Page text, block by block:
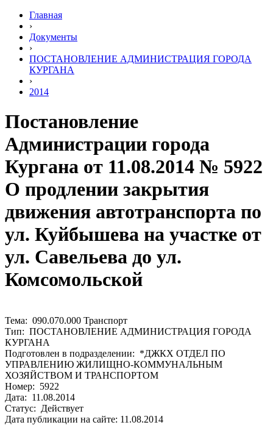
Главная
›
Документы
›
ПОСТАНОВЛЕНИЕ АДМИНИСТРАЦИЯ ГОРОДА
КУРГАНА
›
2014
Постановление
Администрации города
Кургана от 11.08.2014 № 5922
О продлении закрытия
движения автотранспорта по
ул. Куйбышева на участке от
ул. Савельева до ул.
Комсомольской
Тема: 090.070.000 Транспорт
Тип: ПОСТАНОВЛЕНИЕ АДМИНИСТРАЦИЯ ГОРОДА
КУРГАНА
Подготовлен в подразделении: *ДЖКХ ОТДЕЛ ПО
УПРАВЛЕНИЮ ЖИЛИЩНО-КОММУНАЛЬНЫМ
ХОЗЯЙСТВОМ И ТРАНСПОРТОМ
Номер: 5922
Дата: 11.08.2014
Статус: Действует
Дата публикации на сайте: 11.08.2014